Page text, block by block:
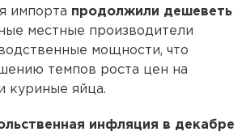
импорта продолжили дешеветь
местные производители
мощности, что
темпов роста цен на
куриные яйца.
инфляция в декабре